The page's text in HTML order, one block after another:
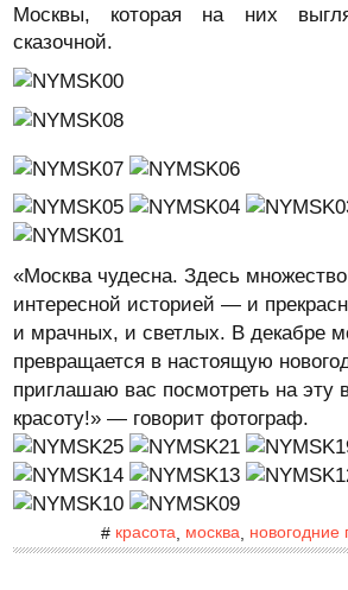
Москвы, которая на них
сказочной.
«Москва чудесна. Здесь
интересной историей — и
и мрачных, и светлых. В декабре
превращается в настоящую
приглашаю вас посмотреть на эту
красоту!» — говорит фотограф.
# красота, москва, новогодние